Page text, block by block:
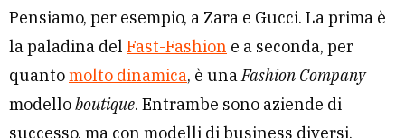
Pensiamo, per esempio, a Zara e Gucci. La prima è
la paladina del Fast-Fashion e a seconda, per
quantomolto dinamica, è una Fashion Company
modelloboutique. Entrambe sono aziende di
successo, ma con modelli di business diversi.